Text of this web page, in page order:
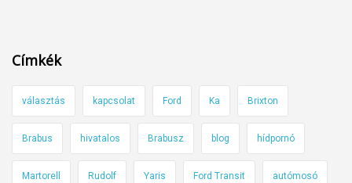
e
e
g
l
m
e
t
Címkék
választás kapcsolat Ford Ka Brixton
Brabus hivatalos Brabusz blog hídpornó
Martorell Rudolf Yaris Ford Transit autómosó